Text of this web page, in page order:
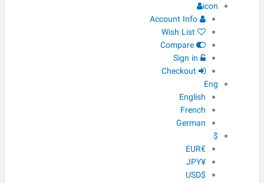
icon
Account Info
Wish List
Compare
Sign in
Checkout
Eng
English
French
German
$
€EUR
¥JPY
$USD